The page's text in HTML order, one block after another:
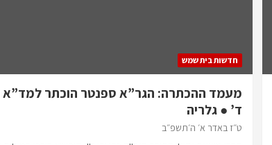
חדשות בית שמש
מעמד ההכתרה: הגר”א ספנטר הוכתר
ד’ ● גלריה
ט״ז באדר א׳ ה׳תשפ״ב